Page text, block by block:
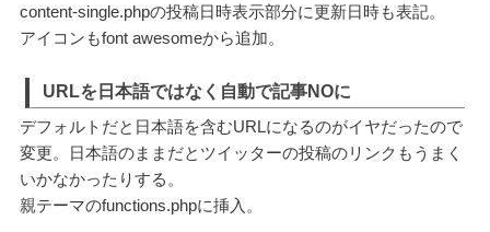
content-single.phpの投稿日時表示部分に更新日時も表記。
アイコンもfont awesomeから追加。
URLを日本語ではなく自動で記事NOに
デフォルトだと日本語を含むURLになるのがイヤだったので
変更。日本語のままだとツイッターの投稿のリンクもうまく
いかなかったりする。
親テーマのfunctions.phpに挿入。